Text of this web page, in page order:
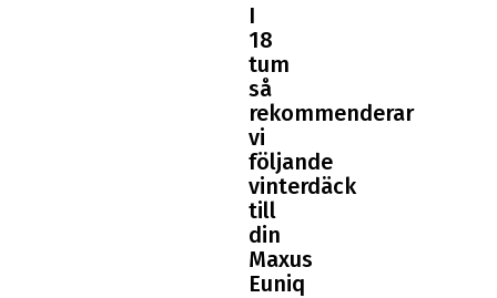
I
18
tum
så
rekommenderar
vi
följande
vinterdäck
till
din
Maxus
Euniq